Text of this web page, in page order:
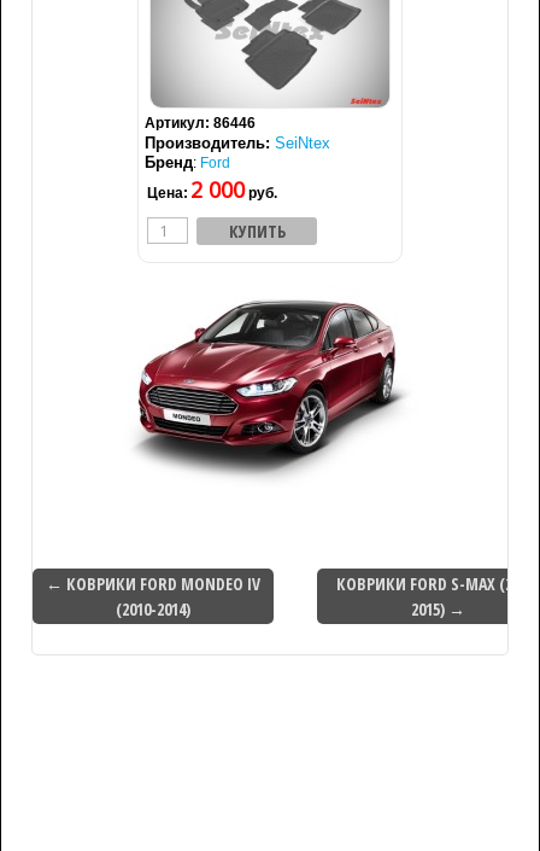
Артикул: 86446
Производитель: SeiNtex
Бренд: Ford
Цена: 2 000руб.
← КОВРИКИ FORD MONDEO IV
(2010-2014)
КОВРИКИ FORD S-MAX (2006-
2015) →